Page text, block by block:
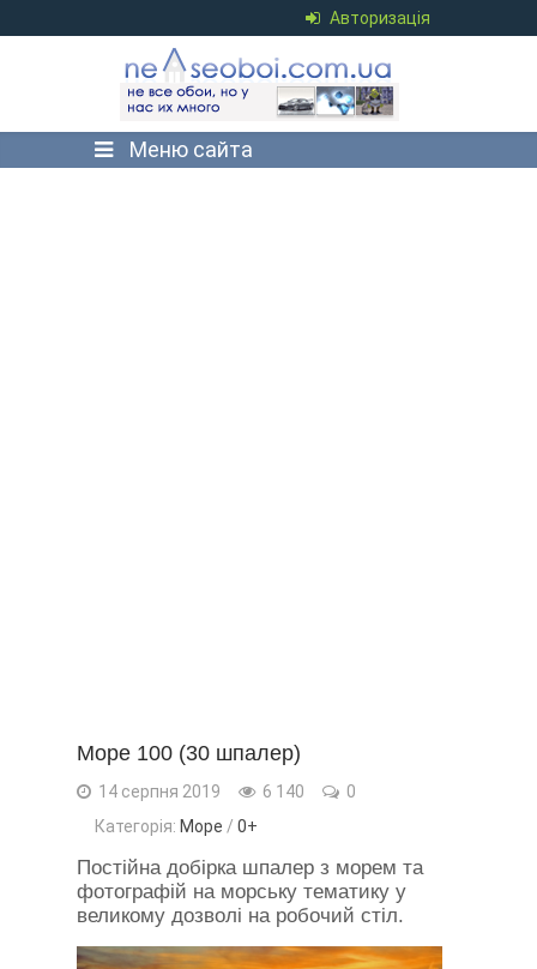
Авторизація
Меню сайта
Море 100 (30 шпалер)
14 серпня 2019 6 140
0
Категорія: Море / 0+
Постійна добірка шпалер з морем та
фотографій на морську тематику у
великому дозволі на робочий стіл.